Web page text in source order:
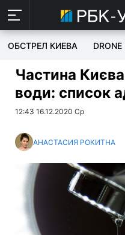
ОБСТРЕЛ КИЕВА DRONE
Частина
води: список
12:43 16.12.2020 Ср
АНАСТАСИЯ РОКИТНА